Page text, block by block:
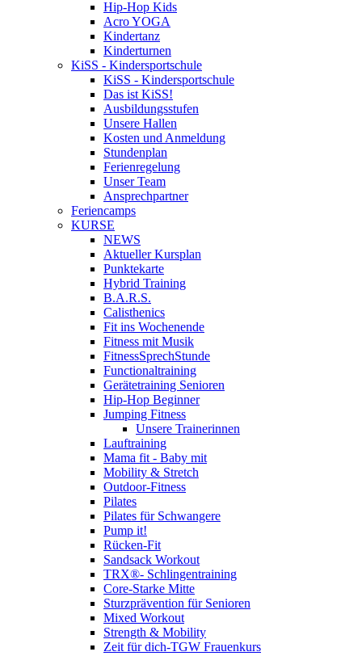
Hip-Hop Kids
Acro YOGA
Kindertanz
Kinderturnen
KiSS - Kindersportschule
KiSS - Kindersportschule
Das ist KiSS!
Ausbildungsstufen
Unsere Hallen
Kosten und Anmeldung
Stundenplan
Ferienregelung
Unser Team
Ansprechpartner
Feriencamps
KURSE
NEWS
Aktueller Kursplan
Punktekarte
Hybrid Training
B.A.R.S.
Calisthenics
Fit ins Wochenende
Fitness mit Musik
FitnessSprechStunde
Functionaltraining
Gerätetraining Senioren
Hip-Hop Beginner
Jumping Fitness
Unsere Trainerinnen
Lauftraining
Mama fit - Baby mit
Mobility & Stretch
Outdoor-Fitness
Pilates
Pilates für Schwangere
Pump it!
Rücken-Fit
Sandsack Workout
TRX®- Schlingentraining
Core-Starke Mitte
Sturzprävention für Senioren
Mixed Workout
Strength & Mobility
Zeit für dich-TGW Frauenkurs